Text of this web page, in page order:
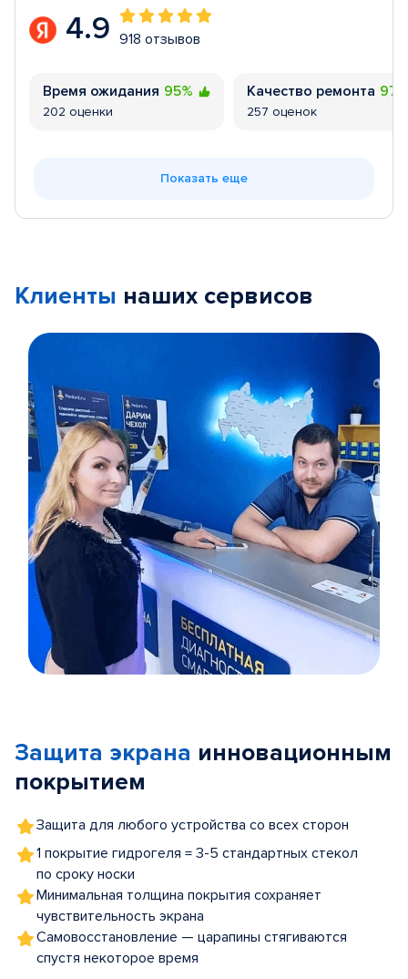
4.9 918 отзывов
Время ожидания 95%
202 оценки
Качество ремонта
257 оценок
Показать еще
Клиенты наших сервисов
5
Защита экрана инновационным
покрытием
Защита для любого устройства со всех сторон
1 покрытие гидрогеля = 3-5 стандартных стекол
по сроку носки
Минимальная толщина покрытия сохраняет
чувствительность экрана
Самовосстановление — царапины стягиваются
спустя некоторое время